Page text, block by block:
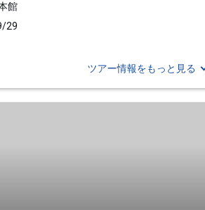
館
29
ツアー情報をもっと見る